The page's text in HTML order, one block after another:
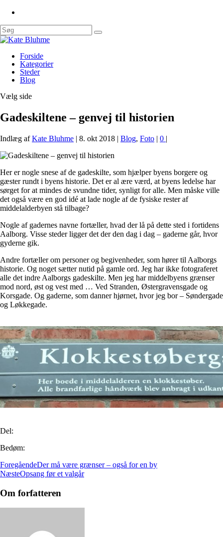
Forside
Kategorier
Steder
Blog
Vælg side
Gadeskiltene – genvej til historien
Indlæg afKate Bluhme | 8. okt 2018 | Blog, Foto | 0 |
Her er nogle snese af de gadeskilte, som hjælper byens borgere og
gæster rundt i byens historie. Det er al ære værd, at byens ledelse har
sørget for at mindes de svundne tider, synligt for alle. Men måske ville
det også være en god idé at lade nogle af de fysiske rester af
middelalderbyen stå tilbage?
Nogle af gadernes navne fortæller, hvad der lå på dette sted i fortidens
Aalborg. Visse steder ligger det der den dag i dag – gaderne går, hvor
gyderne gik.
Andre fortæller om personer og begivenheder, som hører til Aalborgs
historie. Og noget sætter nutid på gamle ord. Jeg har ikke fotograferet
alle det indre Aalborgs gadeskilte. Men jeg har middelbyens grænser
mod nord, øst og vest med … Ved Stranden, Østergravensgade og
Korsgade. Og gaderne, som danner hjørnet, hvor jeg bor – Søndergade
og Løkkegade.
Del:
Bedøm:
ForegåendeDer må være grænser – også for en by
NæsteOpsang før et valgår
Om forfatteren